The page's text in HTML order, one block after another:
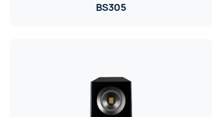
BS305